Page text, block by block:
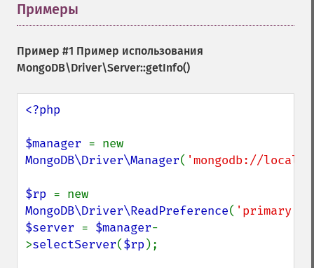
Примеры
Пример #1 Пример использования
MongoDB\Driver\Server::getInfo()
<?php
$manager
MongoDB\Driver\Manager( 'mongodb://
$rp
MongoDB\Driver\ReadPreference( 'primary'
$server = $manager-
>selectServer($rp );